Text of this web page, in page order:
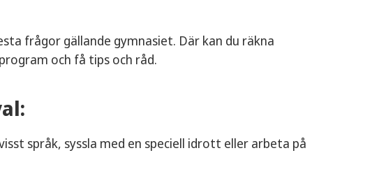
frågor gällande gymnasiet. Där kan du räkna
och få tips och råd.
språk, syssla med en speciell idrott eller arbeta på